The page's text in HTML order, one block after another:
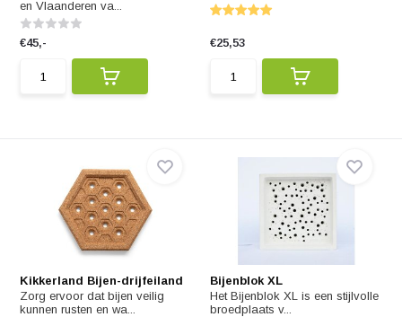
en Vlaanderen va...
€45,- €25,53
Kikkerland Bijen-drijfeiland
Zorg ervoor dat bijen veilig
kunnen rusten en wa...
Bijenblok XL
Het Bijenblok XL is een stijlvolle
broedplaats v...